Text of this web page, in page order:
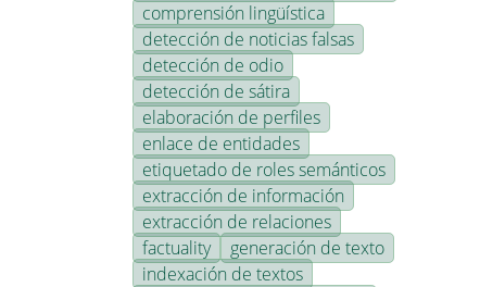
comprensión lingüística
detección de noticias falsas
detección de odio
detección de sátira
elaboración de perfiles
enlace de entidades
etiquetado de roles semánticos
extracción de información
extracción de relaciones
factuality
generación de texto
indexación de textos